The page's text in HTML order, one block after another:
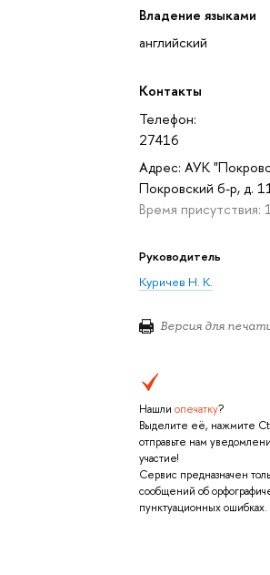
Владение языками
английский
Контакты
Телефон:
27416
Адрес: АУК
Покровский б-р, д.
Время присутствия:
Руководитель
Куричев Н. К.
Версия для
Нашли опечатку?
Выделите её, нажмите
отправьте нам
участие!
Сервис предназначен
сообщений об
пунктуационных ошибках.